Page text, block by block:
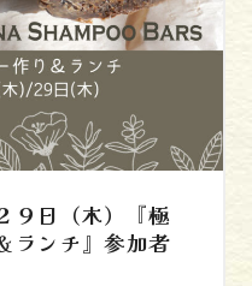
９日（木）『極
ランチ』参加者